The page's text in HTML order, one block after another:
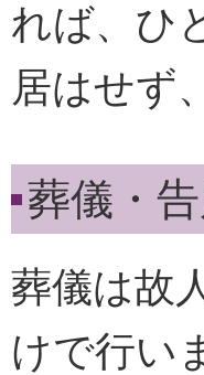
れば、ひ
居はせず
葬儀・
葬儀は故
けで行い